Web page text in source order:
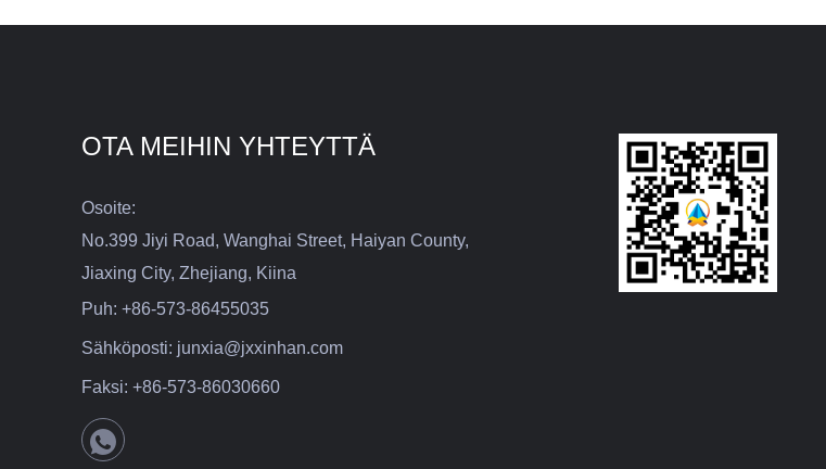
OTA MEIHIN YHTEYTTÄ
Osoite:
No.399 Jiyi Road, Wanghai Street, Haiyan County,
Jiaxing City, Zhejiang, Kiina
Puh:+86-573-86455035
Sähköposti: junxia@jxxinhan.com
Faksi:+86-573-86030660